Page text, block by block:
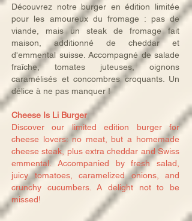
Découvrez notre burger en édition limitée
pour les amoureux du fromage : pas de
viande, mais un steak de fromage fait
maison, additionné de cheddar et
d'emmental suisse. Accompagné de salade
fraîche, tomates juteuses, oignons
caramélisés et concombres croquants. Un
délice à ne pas manquer !
Cheese Is Li Burger
Discover our limited edition burger for
cheese lovers: no meat, but a homemade
cheese steak, plus extra cheddar and Swiss
emmental. Accompanied by fresh salad,
juicy tomatoes, caramelized onions, and
crunchy cucumbers. A delight not to be
missed!